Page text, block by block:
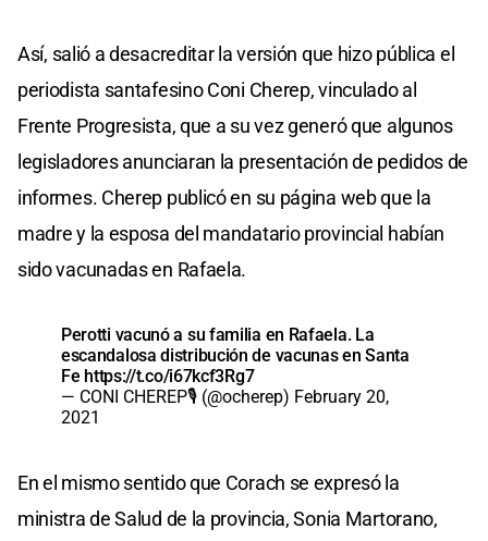
Así, salió a desacreditar la versión que hizo pública el
periodista santafesino Coni Cherep, vinculado al
Frente Progresista, que a su vez generó que algunos
legisladores anunciaran la presentación de pedidos de
informes. Cherep publicó en su página web que la
madre y la esposa del mandatario provincial habían
sido vacunadas en Rafaela.
Perotti vacunó a su familia en Rafaela. La
escandalosa distribución de vacunas en Santa
Fe https://t.co/i67kcf3Rg7
— CONI CHEREP🎙 (@ocherep) February 20,
2021
En el mismo sentido que Corach se expresó la
ministra de Salud de la provincia, Sonia Martorano,